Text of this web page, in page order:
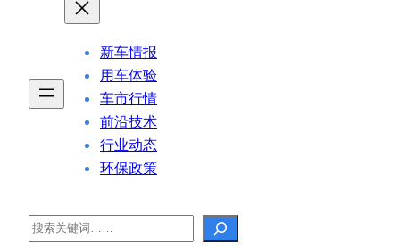
新车情报
用车体验
车市行情
前沿技术
行业动态
环保政策
Search